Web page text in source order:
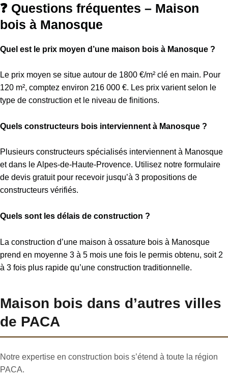
❓ Questions fréquentes – Maison
bois à Manosque
Quel est le prix moyen d’une maison bois à Manosque ?
Le prix moyen se situe autour de 1800 €/m² clé en main. Pour
120 m², comptez environ 216 000 €. Les prix varient selon le
type de construction et le niveau de finitions.
Quels constructeurs bois interviennent à Manosque ?
Plusieurs constructeurs spécialisés interviennent à Manosque
et dans le Alpes-de-Haute-Provence. Utilisez notre formulaire
de devis gratuit pour recevoir jusqu’à 3 propositions de
constructeurs vérifiés.
Quels sont les délais de construction ?
La construction d’une maison à ossature bois à Manosque
prend en moyenne 3 à 5 mois une fois le permis obtenu, soit 2
à 3 fois plus rapide qu’une construction traditionnelle.
Maison bois dans d’autres villes
de PACA
Notre expertise en construction bois s’étend à toute la région
PACA.